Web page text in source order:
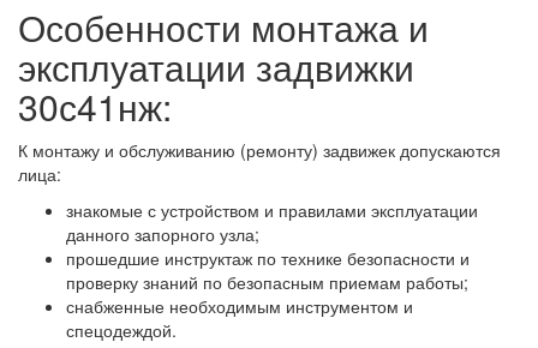
Особенности монтажа и
эксплуатации задвижки
30с41нж:
К монтажу и обслуживанию (ремонту) задвижек допускаются
лица:
знакомые с устройством и правилами эксплуатации
данного запорного узла;
прошедшие инструктаж по технике безопасности и
проверку знаний по безопасным приемам работы;
снабженные необходимым инструментом и
спецодеждой.